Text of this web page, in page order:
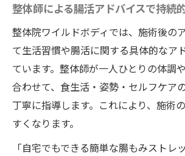
整体師による腸活アドバイスで持続
整体院ワイルドボディでは、施術後の
て生活習慣や腸活に関する具体的なア
ています。整体師が一人ひとりの体調
合わせて、食生活・姿勢・セルフケア
丁寧に指導します。これにより、施術
すくなります。
「自宅でもできる簡単な腸もみストレ